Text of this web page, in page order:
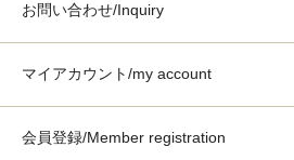
お問い合わせ/Inquiry
マイアカウント/my account
会員登録/Member registration